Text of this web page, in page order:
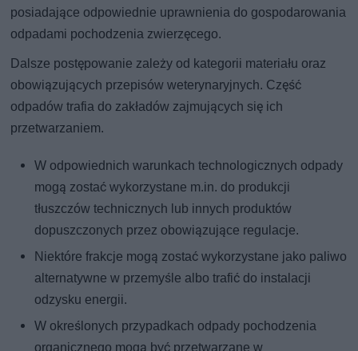
posiadające odpowiednie uprawnienia do gospodarowania
odpadami pochodzenia zwierzęcego.
Dalsze postępowanie zależy od kategorii materiału oraz
obowiązujących przepisów weterynaryjnych. Część
odpadów trafia do zakładów zajmujących się ich
przetwarzaniem.
W odpowiednich warunkach technologicznych odpady
mogą zostać wykorzystane m.in. do produkcji
tłuszczów technicznych lub innych produktów
dopuszczonych przez obowiązujące regulacje.
Niektóre frakcje mogą zostać wykorzystane jako paliwo
alternatywne w przemyśle albo trafić do instalacji
odzysku energii.
W określonych przypadkach odpady pochodzenia
organicznego mogą być przetwarzane w